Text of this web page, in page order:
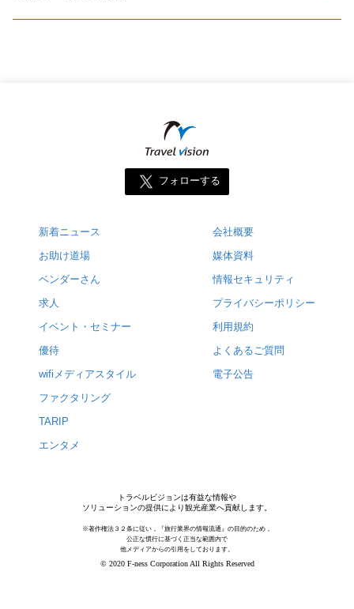
フォローする
新着ニュース
お助け道場
ベンダーさん
求人
イベント・セミナー
優待
wifiメディアスタイル
ファクタリング
TARIP
エンタメ
会社概要
媒体資料
情報セキュリティ
プライバシーポリシー
利用規約
よくあるご質問
電子公告
トラベルビジョンは有益な情報や
ソリューションの提供により観光産業へ貢献します。
※著作権法３２条に従い，『旅行業界の情報流通』の目的のため，
公正な慣行に基づく正当な範囲内で
他メディアからの引用をしております。
© 2020 F-ness Corporation All Rights Reserved